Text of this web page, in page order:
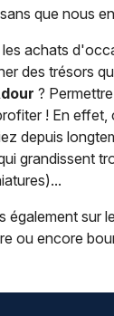
que nous
achats
des trésors
?
! En
depuis
grandissent
également sur
ou encore